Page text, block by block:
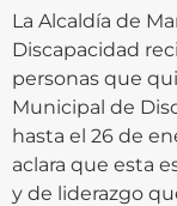
La Alcaldía de
Discapacidad
personas que
Municipal de
hasta el 26 de
aclara que esta
y de liderazgo